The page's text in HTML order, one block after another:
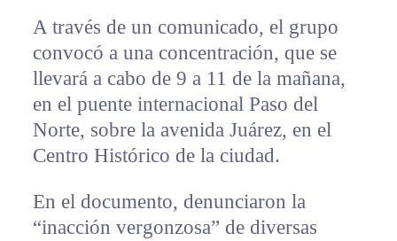
A través de un comunicado, el grupo
convocó a una concentración, que se
llevará a cabo de 9 a 11 de la mañana,
en el puente internacional Paso del
Norte, sobre la avenida Juárez, en el
Centro Histórico de la ciudad.
En el documento, denunciaron la
“inacción vergonzosa” de diversas